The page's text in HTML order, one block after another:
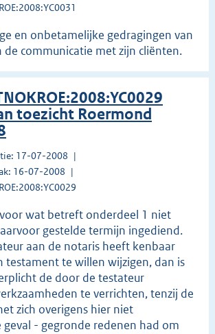
en onbetamelijke gedragingen van
de communicatie met zijn cliënten.
toezicht Roermond
17-07-2008
16-07-2008
wat betreft onderdeel 1 niet
gestelde termijn ingediend.
aan de notaris heeft kenbaar
testament te willen wijzigen, dan is
de door de testateur
te verrichten, tenzij de
zich overigens hier niet
- gegronde redenen had om